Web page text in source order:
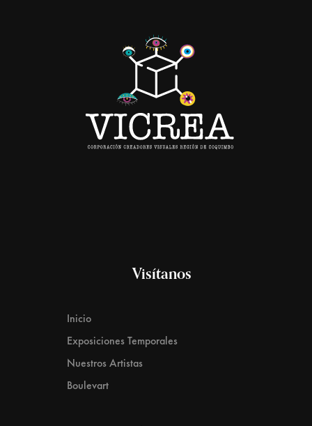
Visítanos
Inicio
Exposiciones Temporales
Nuestros Artistas
Boulevart